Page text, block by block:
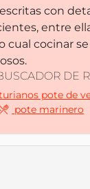
con
entre
cual cocinar
DE
pote de
pote marinero